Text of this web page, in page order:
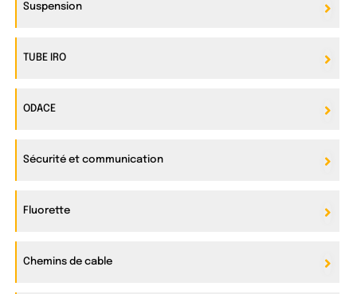
Suspension
TUBE IRO
ODACE
Sécurité et communication
Fluorette
Chemins de cable